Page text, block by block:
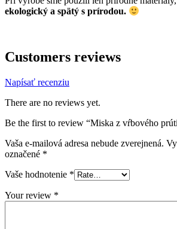
ekologický a spätý s prírodou.
Customers reviews
Napísať recenziu
There are no reviews yet.
Be the first to review “Miska z vŕbového
Vaša e-mailová adresa nebude zverejnená.
označené *
Vaše hodnotenie *
Your review *